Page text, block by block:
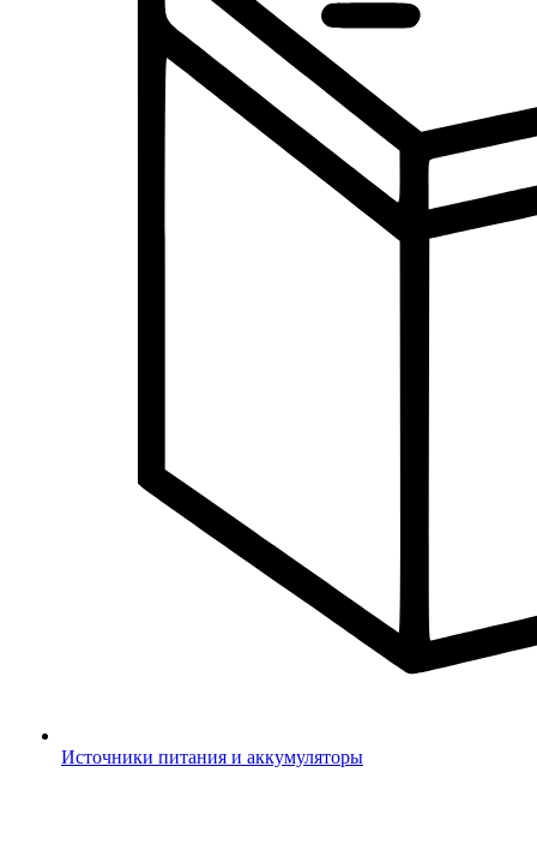
Источники питания и аккумуляторы